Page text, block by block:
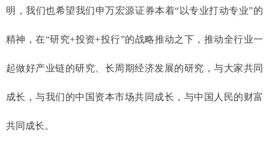
明，我们也希望我们申万宏源证券本着“以专业打动专业”的
精神，在“研究+投资+投行”的战略推动之下，推动全行业一
起做好产业链的研究、长周期经济发展的研究，与大家共同
成长，与我们的中国资本市场共同成长，与中国人民的财富
共同成长。